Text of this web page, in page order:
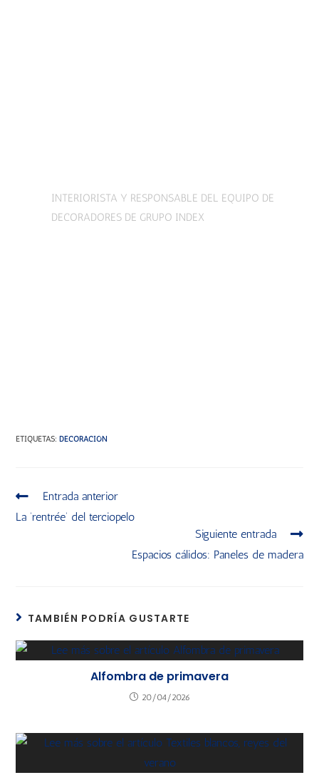
INTERIORISTA Y RESPONSABLE DEL EQUIPO DE
DECORADORES DE GRUPO INDEX
ETIQUETAS:DECORACIÓN
Entrada anterior
La ‘rentrée’ del terciopelo
Siguiente entrada
Espacios cálidos: Paneles de madera
TAMBIÉN PODRÍA GUSTARTE
Alfombra de primavera
20/04/2026